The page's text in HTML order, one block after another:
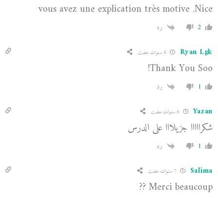
vous avez une explication très motive .Nice
2 رد
Ryan Lgk
Thank You Soo!
1 رد
Yazan
شكرااااا جزيلااا على الدرس
1 رد
Salima
Merci beaucoup ??